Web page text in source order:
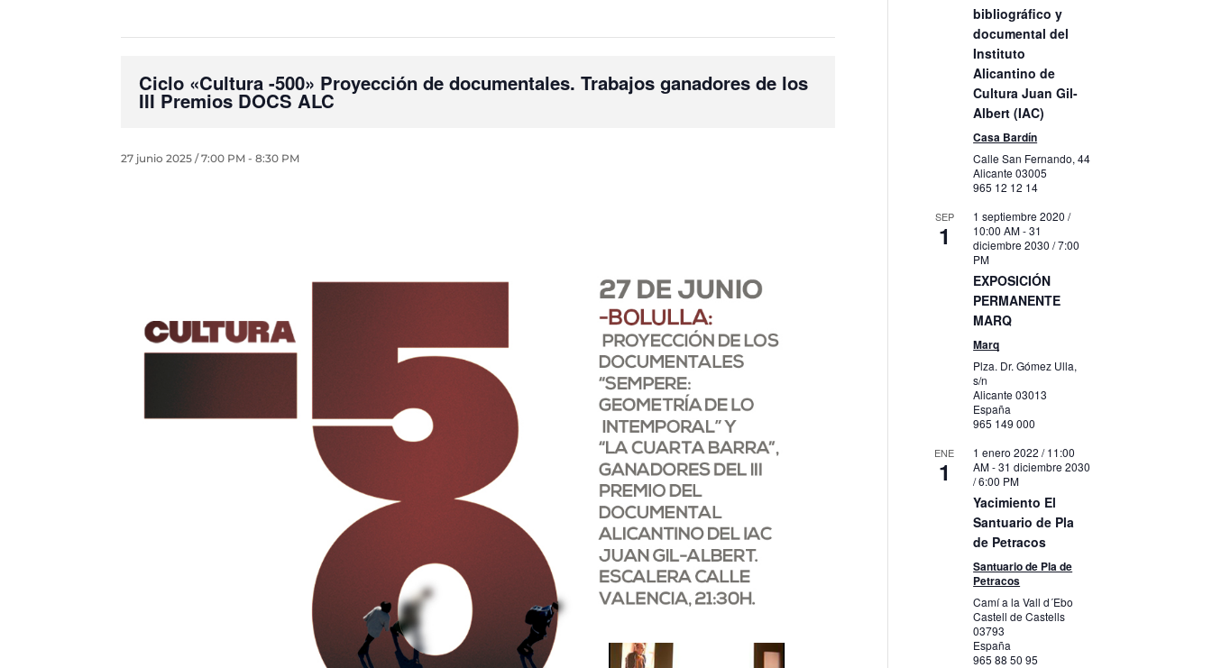
Ciclo «Cultura -500» Proyección de documentales. Trabajos ganadores de los
III Premios DOCS ALC
27 junio 2025 / 7:00 PM -8:30 PM
bibliográfico y
documental del
Instituto
Alicantino de
Cultura Juan Gil-
Albert (IAC)
Casa Bardín
Calle San Fernando, 44
Alicante03005
965 12 12 14
SEP
1
1 septiembre 2020 /
10:00 AM-31
diciembre 2030 / 7:00
PM
EXPOSICIÓN
PERMANENTE
MARQ
Marq
Plza. Dr. Gómez Ulla,
s/n
Alicante03013
España
965 149 000
ENE
1
1 enero 2022 / 11:00
AM-31 diciembre 2030
/ 6:00 PM
Yacimiento El
Santuario de Pla
de Petracos
Santuario de Pla de
Petracos
Camí a la Vall d´Ebo
Castell de Castells
03793
España
965 88 50 95